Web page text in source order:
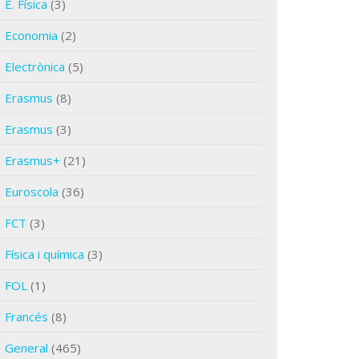
E. Física (3)
Economia (2)
Electrònica (5)
Erasmus (8)
Erasmus (3)
Erasmus+ (21)
Euroscola (36)
FCT (3)
Física i química (3)
FOL (1)
Francés (8)
General (465)